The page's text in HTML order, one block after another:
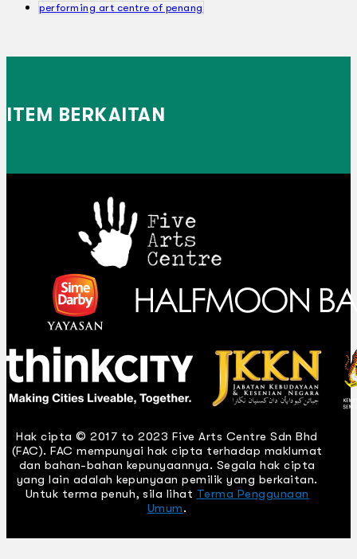
performing art centre of penang
ITEM BERKAITAN
Hak cipta © 2017 to 2023 Five Arts Centre Sdn Bhd
(FAC). FAC mempunyai hak cipta terhadap maklumat
dan bahan-bahan kepunyaannya. Segala hak cipta
yang lain adalah kepunyaan pemilik yang berkaitan.
Untuk terma penuh, sila lihat Terma Penggunaan
Umum.